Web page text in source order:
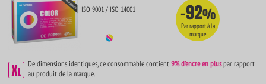
ISO 9001 / ISO 14001
-92%
Par rapport à la
marque
De dimensions identiques, ce consommable contient9% d'encre en pluspar rapport
au produit de la marque.